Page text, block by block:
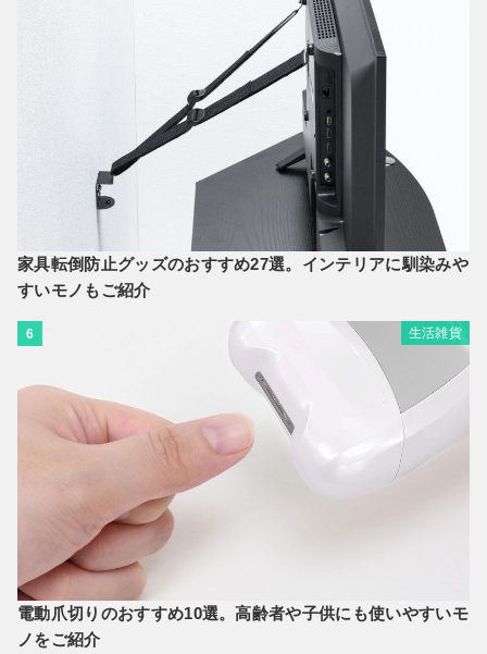
家具転倒防止グッズのおすすめ27選。インテリアに馴染みや
すいモノもご紹介
6 生活雑貨
電動爪切りのおすすめ10選。高齢者や子供にも使いやすいモ
ノをご紹介